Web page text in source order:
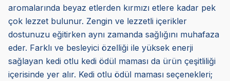
aromalarında beyaz etlerden kırmızı etlere kadar pek
çok lezzet bulunur. Zengin ve lezzetli içerikler
dostunuzu eğitirken aynı zamanda sağlığını muhafaza
eder. Farklı ve besleyici özelliği ile yüksek enerji
sağlayan kedi otlu kedi ödül maması da ürün çeşitliliği
içerisinde yer alır. Kedi otlu ödül maması seçenekleri;